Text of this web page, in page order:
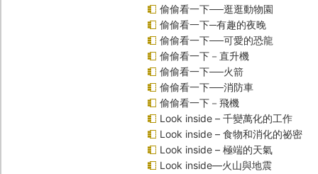
偷偷看一下──逛逛動物園
偷偷看一下─有趣的夜晚
偷偷看一下──可愛的恐龍
偷偷看一下－直升機
偷偷看一下──火箭
偷偷看一下──消防車
偷偷看一下－飛機
Look inside – 千變萬化的工作
Look inside – 食物和消化的祕密
Look inside – 極端的天氣
Look inside—火山與地震